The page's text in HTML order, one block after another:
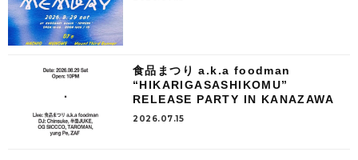
食品まつり a.k.a foodman
“HIKARIGASASHIKOMU”
RELEASE PARTY IN KANAZAWA
2026.07.15